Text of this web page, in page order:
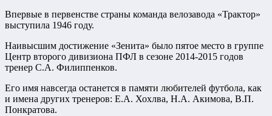
Впервые в первенстве страны команда велозавода «Трактор»
выступила 1946 году.
Наивысшим достижение «Зенита» было пятое место в группе
Центр второго дивизиона ПФЛ в сезоне 2014-2015 годов
тренер С.А. Филиппенков.
Его имя навсегда останется в памяти любителей футбола, как
и имена других тренеров: Е.А. Хохлва, Н.А. Акимова, В.П.
Понкратова.